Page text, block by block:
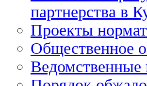
партнерства в
Проекты
Общественное
Ведомственные